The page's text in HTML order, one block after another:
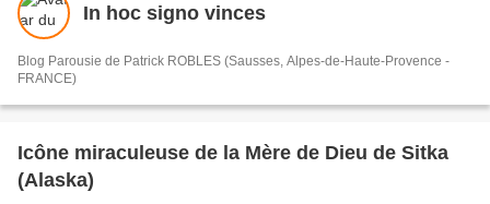
In hoc signo vinces
Blog Parousie de Patrick ROBLES (Sausses, Alpes-de-Haute-Provence -
FRANCE)
Icône miraculeuse de la Mère de Dieu de Sitka
(Alaska)